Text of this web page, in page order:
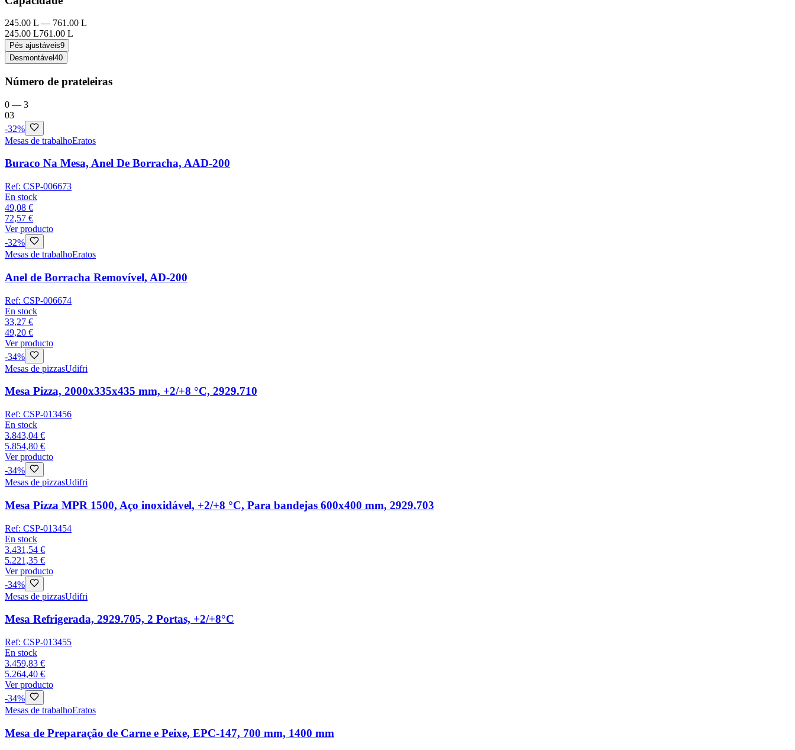
245.00 L — 761.00 L
245.00 L761.00 L
Pés ajustáveis9
Desmontável 40
Número de prateleiras
0 — 3
03
-32%
Mesas de trabalhoEratos
Buraco Na Mesa, Anel De Borracha, AAD-200
Ref: CSP-006673
En stock
49,08 €
72,57 €
Ver producto
-32%
Mesas de trabalhoEratos
Anel de Borracha Removível, AD-200
Ref: CSP-006674
En stock
33,27 €
49,20 €
Ver producto
-34%
Mesas de pizzasUdifri
Mesa Pizza, 2000x335x435 mm, +2/+8 °C, 2929.710
Ref: CSP-013456
En stock
3.843,04 €
5.854,80 €
Ver producto
-34%
Mesas de pizzasUdifri
Mesa Pizza MPR 1500, Aço inoxidável, +2/+8 °C, Para bandejas 600x400 mm, 2929.703
Ref: CSP-013454
En stock
3.431,54 €
5.221,35 €
Ver producto
-34%
Mesas de pizzasUdifri
Mesa Refrigerada, 2929.705, 2 Portas, +2/+8°C
Ref: CSP-013455
En stock
3.459,83 €
5.264,40 €
Ver producto
-34%
Mesas de trabalhoEratos
Mesa de Preparação de Carne e Peixe, EPC-147, 700 mm, 1400 mm